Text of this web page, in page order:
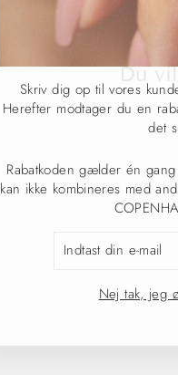
Du
Skriv dig op til vores
Herefter modtager du en
det
Rabatkoden gælder én
kan ikke kombineres med
INDTAST
Nej tak, jeg